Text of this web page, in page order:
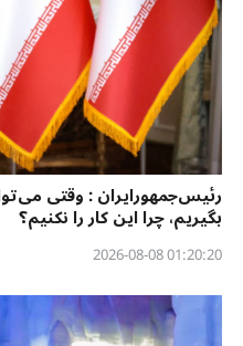
رئیس‌جمهورایران : وقتی
بگیریم، چرا این کار را نکنیم؟
01:20:20 2026-08-08